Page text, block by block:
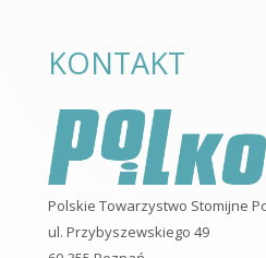
KONTAKT
Polskie Towarzystwo Stomijne
ul. Przybyszewskiego 49